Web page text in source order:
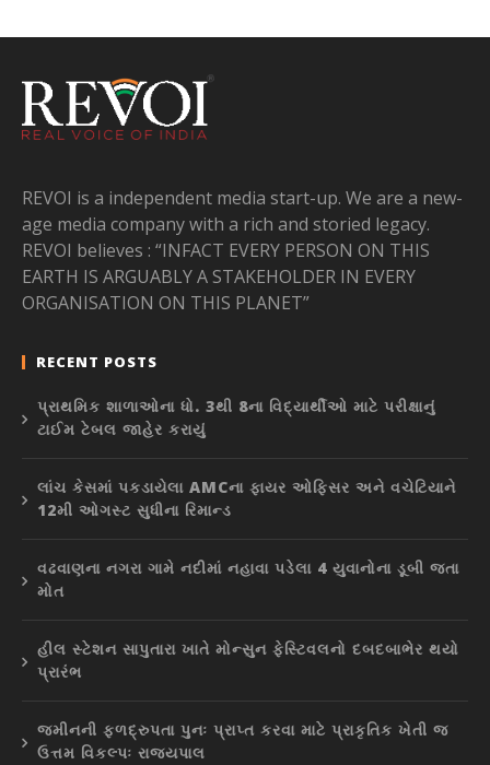
REVOI is a independent media start-up. We are a new-
age media company with a rich and storied legacy.
REVOI believes : “INFACT EVERY PERSON ON THIS
EARTH IS ARGUABLY A STAKEHOLDER IN EVERY
ORGANISATION ON THIS PLANET”
RECENT POSTS
પ્રાથમિક શાળાઓના ધો. 3થી 8ના વિદ્યાર્થીઓ માટે પરીક્ષાનું
ટાઈમ ટેબલ જાહેર કરાયું
લાંચ કેસમાં પકડાયેલા AMCના ફાયર ઓફિસર અને વચેટિયાને
12મી ઓગસ્ટ સુધીના રિમાન્ડ
વઢવાણના નગરા ગામે નદીમાં નહાવા પડેલા 4 યુવાનોના ડૂબી જતા
મોત
હીલ સ્ટેશન સાપુતારા ખાતે મોન્સુન ફેસ્ટિવલનો દબદબાભેર થયો
પ્રારંભ
જમીનની ફળદ્રુપતા પુનઃ પ્રાપ્ત કરવા માટે પ્રાકૃતિક ખેતી જ
ઉત્તમ વિકલ્પઃ રાજ્યપાલ